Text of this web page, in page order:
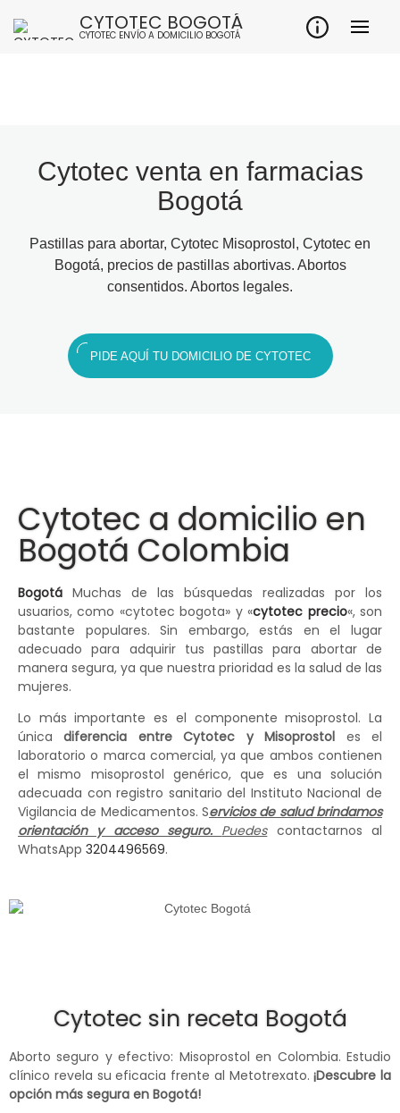
CYTOTEC BOGOTÁ
CYTOTEC ENVÍO A DOMICILIO BOGOTÁ
Cytotec venta en farmacias
Bogotá
Pastillas para abortar, Cytotec Misoprostol, Cytotec en
Bogotá, precios de pastillas abortivas. Abortos
consentidos. Abortos legales.
PIDE AQUÍ TU DOMICILIO DE CYTOTEC
Cytotec a domicilio en
Bogotá Colombia
Bogotá Muchas de las búsquedas realizadas por los
usuarios, como «cytotec bogota» y «cytotec precio«, son
bastante populares. Sin embargo, estás en el lugar
adecuado para adquirir tus pastillas para abortar de
manera segura, ya que nuestra prioridad es la salud de las
mujeres.
Lo más importante es el componente misoprostol. La
únicadiferencia entre Cytotec y Misoprostol es el
laboratorio o marca comercial, ya que ambos contienen
el mismo misoprostol genérico, que es una solución
adecuada con registro sanitario del Instituto Nacional de
Vigilancia de Medicamentos. Servicios de salud brindamos
orientación y acceso seguro. Puedescontactarnos al
WhatsApp 3204496569.
Cytotec sin receta Bogotá
Aborto seguro y efectivo: Misoprostol en Colombia. Estudio
clínico revela su eficacia frente al Metotrexato.¡Descubre la
opción más segura en Bogotá!